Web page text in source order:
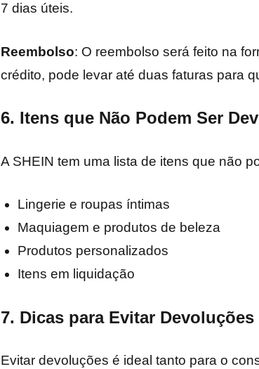
7 dias úteis.
Reembolso: O reembolso será feito na
crédito, pode levar até duas faturas para
6. Itens que Não Podem Ser
A SHEIN tem uma lista de itens que não
Lingerie e roupas íntimas
Maquiagem e produtos de beleza
Produtos personalizados
Itens em liquidação
7. Dicas para Evitar
Evitar devoluções é ideal tanto para o